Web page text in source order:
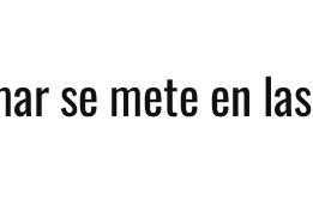
se mete en las